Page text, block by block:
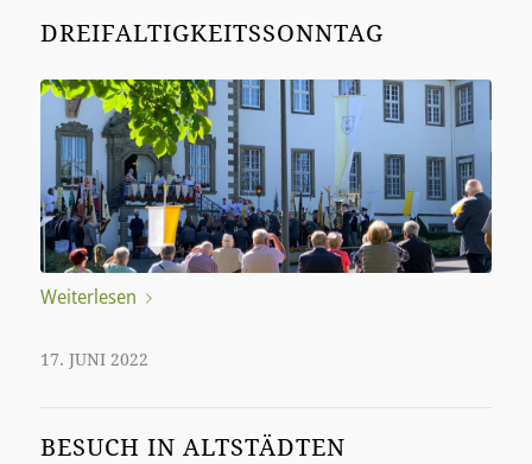
DREIFALTIGKEITSSONNTAG
Weiterlesen
17. JUNI 2022
BESUCH IN ALTSTÄDTEN